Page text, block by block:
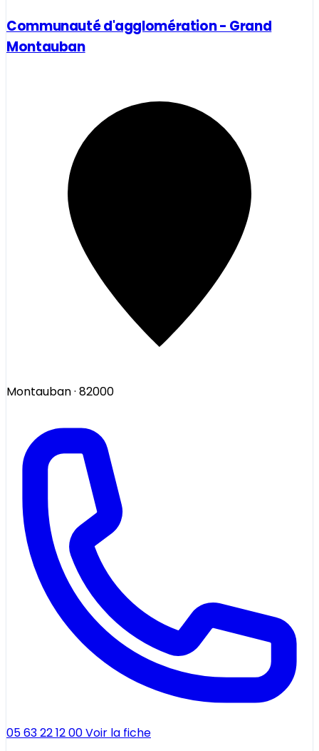
Communauté d'agglomération - Grand
Montauban
Montauban· 82000
05 63 22 12 00Voir la fiche